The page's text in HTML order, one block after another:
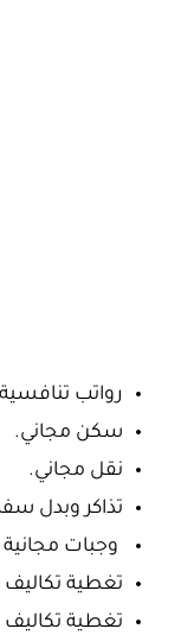
رواتب
سكن مجاني.
نقل مجاني.
تذاكر وبدل
وجبات
تغطية تكاليف